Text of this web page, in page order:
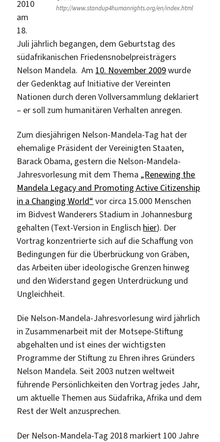
http://www.standup4humanrights.org/en/index.html
2010
am
18.
Juli jährlich begangen, dem Geburtstag des
südafrikanischen Friedensnobelpreisträgers
Nelson Mandela. Am 10. November 2009wurde
der Gedenktag auf Initiative der Vereinten
Nationen durch deren Vollversammlung deklariert
– er soll zum humanitären Verhalten anregen.
Zum diesjährigen Nelson-Mandela-Tag hat der
ehemalige Präsident der Vereinigten Staaten,
Barack Obama, gestern die Nelson-Mandela-
Jahresvorlesung mit dem Thema „Renewing the
Mandela Legacy and Promoting Active Citizenship
in a Changing World“ vor circa 15.000 Menschen
im Bidvest Wanderers Stadium in Johannesburg
gehalten (Text-Version in Englisch hier). Der
Vortrag konzentrierte sich auf die Schaffung von
Bedingungen für die Überbrückung von Gräben,
das Arbeiten über ideologische Grenzen hinweg
und den Widerstand gegen Unterdrückung und
Ungleichheit.
Die Nelson-Mandela-Jahresvorlesung wird jährlich
in Zusammenarbeit mit der Motsepe-Stiftung
abgehalten und ist eines der wichtigsten
Programme der Stiftung zu Ehren ihres Gründers
Nelson Mandela. Seit 2003 nutzen weltweit
führende Persönlichkeiten den Vortrag jedes Jahr,
um aktuelle Themen aus Südafrika, Afrika und dem
Rest der Welt anzusprechen.
Der Nelson-Mandela-Tag 2018 markiert 100 Jahre